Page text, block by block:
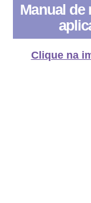
Manual de
Clique na